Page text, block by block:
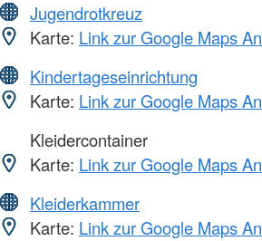
Jugendrotkreuz
Karte: Link zur Google Maps
Kindertageseinrichtung
Karte: Link zur Google Maps
Kleidercontainer
Karte: Link zur Google Maps
Kleiderkammer
Karte: Link zur Google Maps